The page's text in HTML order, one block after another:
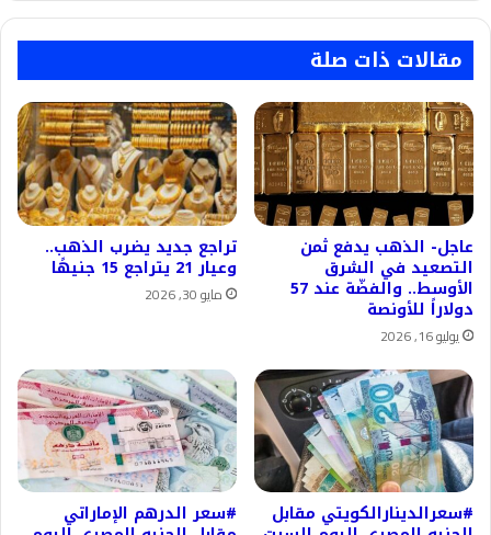
مقالات ذات صلة
عاجل- الذهب يدفع ثمن
التصعيد في الشرق
الأوسط.. والفضّة عند 57
دولاراً للأونصة
يوليو 16, 2026
تراجع جديد يضرب الذهب..
وعيار 21 يتراجع 15 جنيهًا
مايو 30, 2026
#سعرالدينارالكويتي مقابل #سعر الدرهم الإماراتي